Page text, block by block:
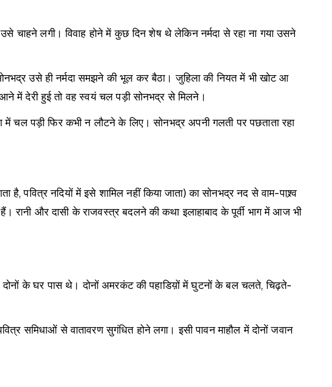
लगी। विवाह होने में कुछ दिन शेष थे लेकिन नर्मदा से रहा ना गया उसने
उसे ही नर्मदा समझने की भूल कर बैठा। जुहिला की नियत में भी खोट आ
में देरी हुई तो वह स्वयं चल पड़ी सोनभद्र से मिलने।
पड़ी फिर कभी न लौटने के लिए। सोनभद्र अपनी गलती पर पछताता रहा
पवित्र नदियों में इसे शामिल नहीं किया जाता) का सोनभद्र नद से वाम-पाश्र्व
रानी और दासी के राजवस्त्र बदलने की कथा इलाहाबाद के पूर्वी भाग में आज भी
के घर पास थे। दोनों अमरकंट की पहाडिय़ों में घुटनों के बल चलते, चिढ़ते-
समिधाओं से वातावरण सुगंधित होने लगा। इसी पावन माहौल में दोनों जवान